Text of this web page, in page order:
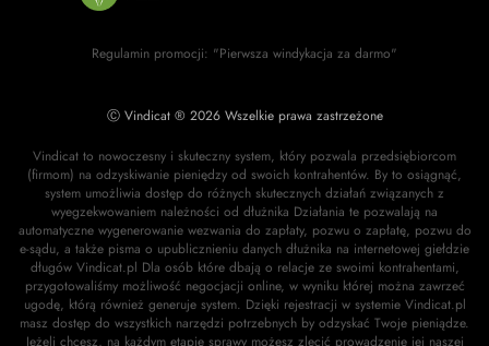
Regulamin promocji: "Pierwsza windykacja za darmo"
Ⓒ Vindicat ® 2026 Wszelkie prawa zastrzeżone
Vindicat to nowoczesny i skuteczny system, który pozwala przedsiębiorcom
(firmom) na odzyskiwanie pieniędzy od swoich kontrahentów. By to osiągnąć,
system umożliwia dostęp do różnych skutecznych działań związanych z
wyegzekwowaniem należności od dłużnika Działania te pozwalają na
automatyczne wygenerowanie wezwania do zapłaty, pozwu o zapłatę, pozwu do
e-sądu, a także pisma o upublicznieniu danych dłużnika na internetowej giełdzie
długów Vindicat.pl Dla osób które dbają o relacje ze swoimi kontrahentami,
przygotowaliśmy możliwość negocjacji online, w wyniku której można zawrzeć
ugodę, którą również generuje system. Dzięki rejestracji w systemie Vindicat.pl
masz dostęp do wszystkich narzędzi potrzebnych by odzyskać Twoje pieniądze.
Jeżeli chcesz, na każdym etapie sprawy możesz zlecić prowadzenie jej naszej